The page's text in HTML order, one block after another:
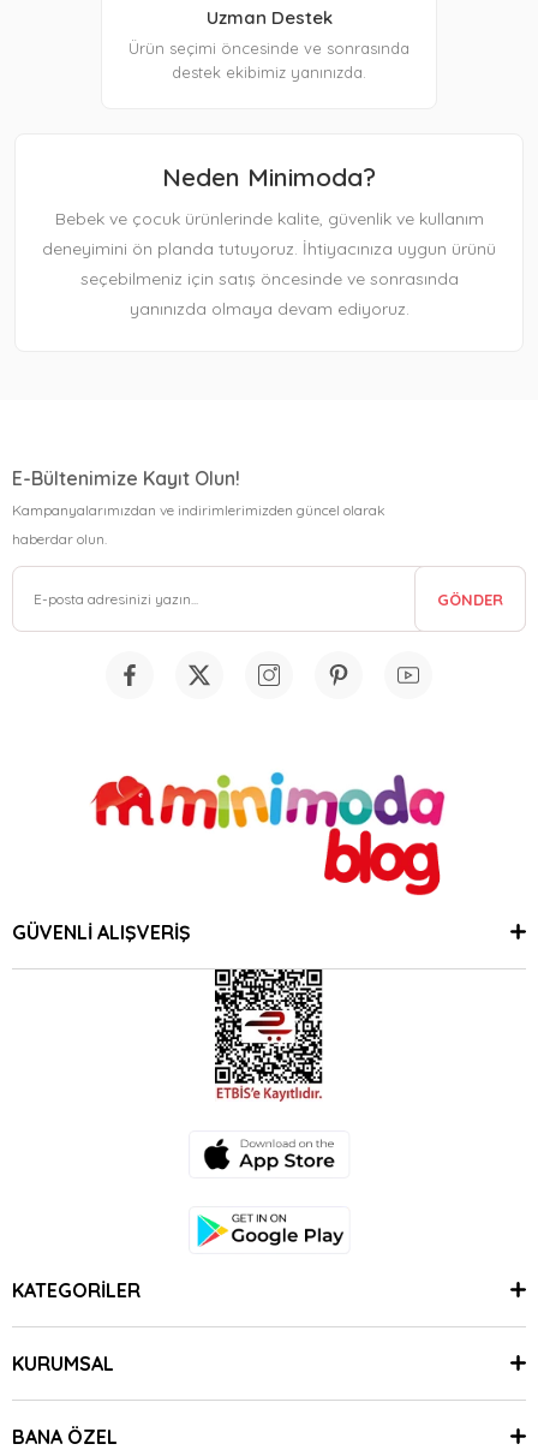
Uzman Destek
Ürün seçimi öncesinde ve sonrasında
destek ekibimiz yanınızda.
Neden Minimoda?
Bebek ve çocuk ürünlerinde kalite, güvenlik ve kullanım
deneyimini ön planda tutuyoruz. İhtiyacınıza uygun ürünü
seçebilmeniz için satış öncesinde ve sonrasında
yanınızda olmaya devam ediyoruz.
E-Bültenimize Kayıt Olun!
Kampanyalarımızdan ve indirimlerimizden güncel olarak
haberdar olun.
GÖNDER
GÜVENLİ ALIŞVERİŞ
KATEGORİLER
KURUMSAL
BANA ÖZEL